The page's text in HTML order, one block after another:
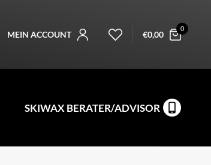
MEIN ACCOUNT €0,00
0
SKIWAX BERATER/ADVISOR